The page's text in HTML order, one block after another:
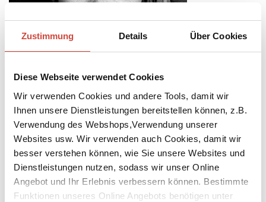
Zustimmung Details Über Cookies
Diese Webseite verwendet Cookies
Wir verwenden Cookies und andere Tools, damit wir
Ihnen unsere Dienstleistungen bereitstellen können, z.B.
Verwendung des Webshops,Verwendung unserer
Websites usw. Wir verwenden auch Cookies, damit wir
besser verstehen können, wie Sie unsere Websites und
Dienstleistungen nutzen, sodass wir unser Online
Angebot und Ihr Erlebnis verbessern können. Bestimmte
Funktionen unseres Online Angebots benötigen unter
Foto: © Alex Crawford
↘
Rebecca Green
Rebecca Green, geboren 1986, wuchs in Michigan auf. 2010